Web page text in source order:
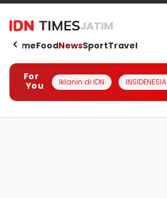
JATIM
HomeFoodNewsSportTravel
For
You
Iklanin di IDN INSIDENESIA